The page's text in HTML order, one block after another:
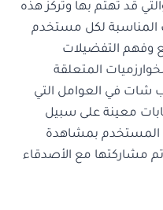
قد تهتم بها وتركز هذه
المناسبة لكل مستخدم
وفهم التفضيلات
المتعلقة
شات في العوامل التي
معينة على سبيل
المستخدم بمشاهدة
مشاركتها مع الأصدقاء